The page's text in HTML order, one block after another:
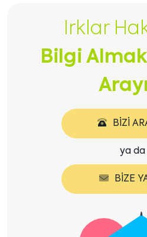
Irklar
Bilgi
BIZI
ya da
BIZE